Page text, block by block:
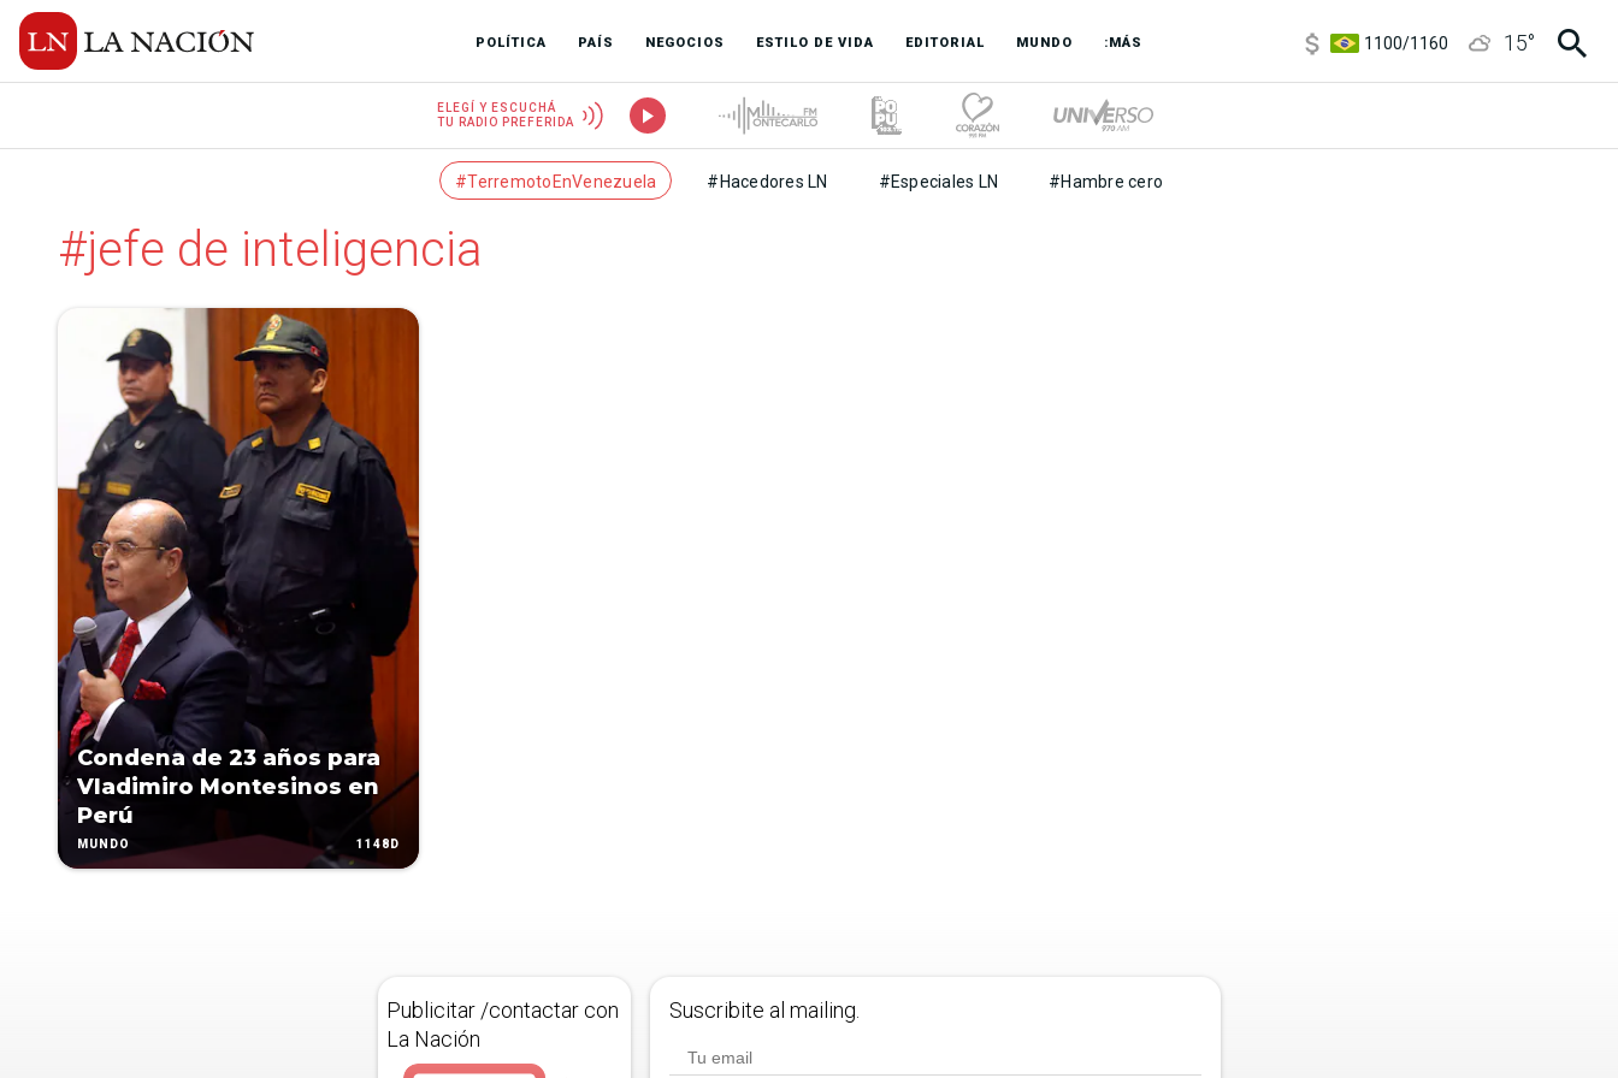
POLÍTICA PAÍS NEGOCIOS ESTILO DE VIDA EDITORIAL MUNDO :MÁS
1100/1160
15°
ELEGÍ Y ESCUCHÁ
TU RADIO PREFERIDA
#TerremotoEnVenezuela #Hacedores LN #Especiales LN #Hambre cero
#jefe de inteligencia
Condena de 23 años para
Vladimiro Montesinos en
Perú
MUNDO 1148D
Publicitar /contactar con
La Nación
Suscribite al mailing.